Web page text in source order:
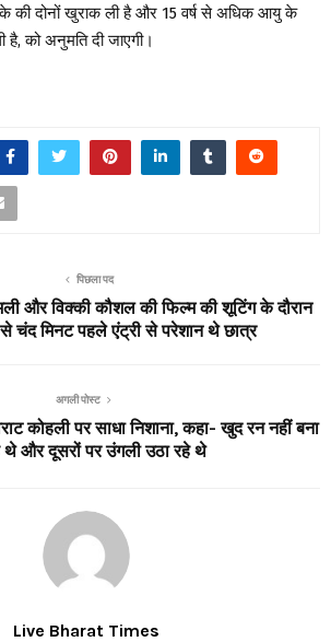
की दोनों खुराक ली है और 15 वर्ष से अधिक आयु के
को अनुमति दी जाएगी।
पिछला पद
और विक्की कौशल की फिल्म की शूटिंग के दौरान
से चंद मिनट पहले एंट्री से परेशान थे छात्र
अगली पोस्ट
कोहली पर साधा निशाना, कहा- खुद रन नहीं बना
थे और दूसरों पर उंगली उठा रहे थे
Live Bharat Times